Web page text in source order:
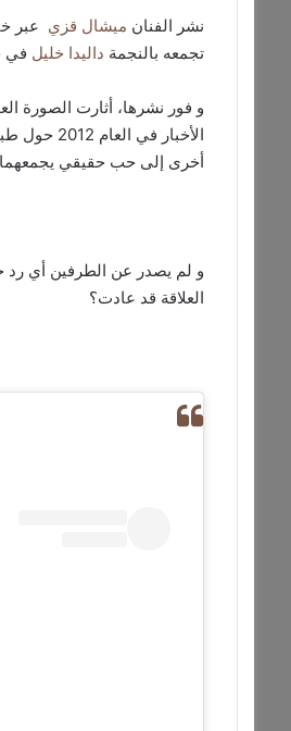
نشر الفنان ميشال قزي عبر
تجمعه بالنجمة داليدا خليل في
و فور نشرها، أثارت الصورة
الأخبار
أخرى إلى حب حقيقي يجمعهما
و لم يصدر عن الطرفين أي رد
العلاقة قد عادت؟